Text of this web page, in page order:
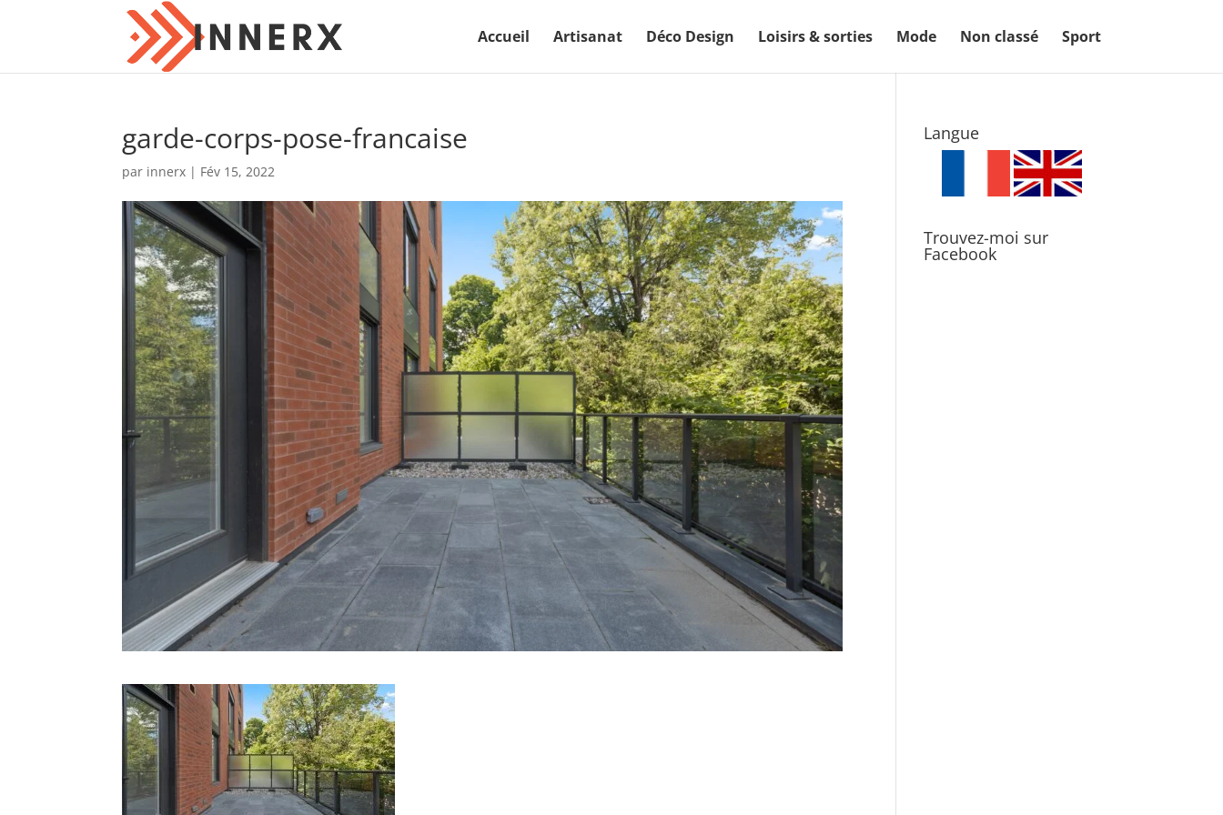
Accueil Artisanat Déco Design Loisirs & sorties Mode Non classé Sport
garde-corps-pose-francaise
par innerx | Fév 15, 2022
Langue
Trouvez-moi sur
Facebook